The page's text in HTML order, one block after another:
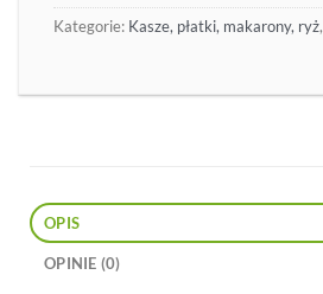
Kategorie: Kasze, płatki, makarony, ryż,
OPIS
OPINIE (0)